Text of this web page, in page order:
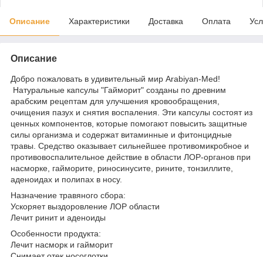
Описание Характеристики Доставка Оплата
Описание
Добро пожаловать в удивительный мир Arabiyan-Med!
Натуральные капсулы "Гайморит" созданы по древним
арабским рецептам для улучшения кровообращения,
очищения пазух и снятия воспаления. Эти капсулы состоят из
ценных компонентов, которые помогают повысить защитные
силы организма и содержат витаминные и фитонцидные
травы. Средство оказывает сильнейшее противомикробное и
противовоспалительное действие в области ЛОР-органов при
насморке, гайморите, риносинусите, рините, тонзиллите,
аденоидах и полипах в носу.
Назначение травяного сбора:
Ускоряет выздоровление ЛОР области
Лечит ринит и аденоиды
Особенности продукта:
Лечит насморк и гайморит